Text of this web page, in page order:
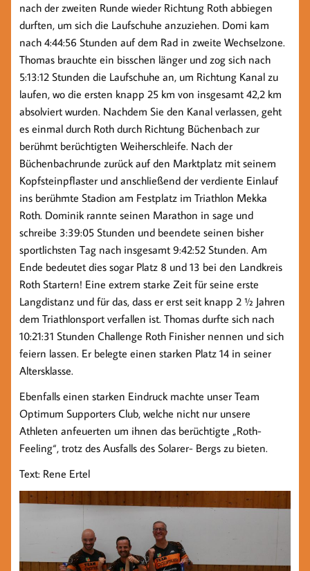
nach der zweiten Runde wieder Richtung Roth abbiegen
durften, um sich die Laufschuhe anzuziehen. Domi kam
nach 4:44:56 Stunden auf dem Rad in zweite Wechselzone.
Thomas brauchte ein bisschen länger und zog sich nach
5:13:12 Stunden die Laufschuhe an, um Richtung Kanal zu
laufen, wo die ersten knapp 25 km von insgesamt 42,2 km
absolviert wurden. Nachdem Sie den Kanal verlassen, geht
es einmal durch Roth durch Richtung Büchenbach zur
berühmt berüchtigten Weiherschleife. Nach der
Büchenbachrunde zurück auf den Marktplatz mit seinem
Kopfsteinpflaster und anschließend der verdiente Einlauf
ins berühmte Stadion am Festplatz im Triathlon Mekka
Roth. Dominik rannte seinen Marathon in sage und
schreibe 3:39:05 Stunden und beendete seinen bisher
sportlichsten Tag nach insgesamt 9:42:52 Stunden. Am
Ende bedeutet dies sogar Platz 8 und 13 bei den Landkreis
Roth Startern! Eine extrem starke Zeit für seine erste
Langdistanz und für das, dass er erst seit knapp 2 ½ Jahren
dem Triathlonsport verfallen ist. Thomas durfte sich nach
10:21:31 Stunden Challenge Roth Finisher nennen und sich
feiern lassen. Er belegte einen starken Platz 14 in seiner
Altersklasse.
Ebenfalls einen starken Eindruck machte unser Team
Optimum Supporters Club, welche nicht nur unsere
Athleten anfeuerten um ihnen das berüchtigte „Roth-
Feeling“, trotz des Ausfalls des Solarer- Bergs zu bieten.
Text: Rene Ertel